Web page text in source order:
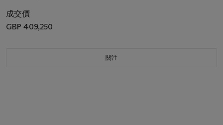
成交價
GBP 409,250
關注